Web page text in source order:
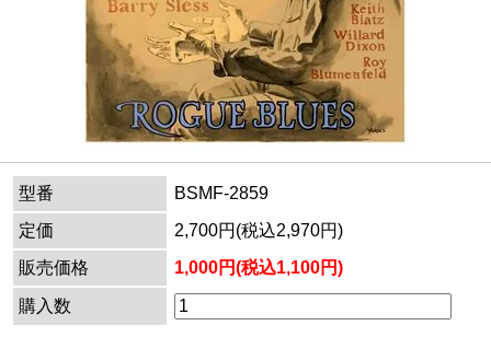
型番
BSMF-2859
定価
2,700円(税込2,970円)
販売価格
1,000円(税込1,100円)
購入数